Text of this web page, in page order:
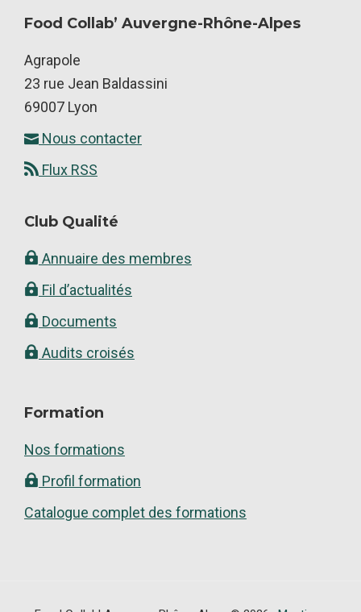
Food Collab’ Auvergne-Rhône-Alpes
Agrapole
23 rue Jean Baldassini
69007 Lyon
Nous contacter
Flux RSS
Club Qualité
Annuaire des membres
Fil d’actualités
Documents
Audits croisés
Formation
Nos formations
Profil formation
Catalogue complet des formations